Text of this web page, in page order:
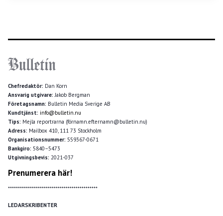
Chefredaktör: Dan Korn
Ansvarig utgivare: Jakob Bergman
Företagsnamn: Bulletin Media Sverige AB
Kundtjänst: info@bulletin.nu
Tips: Mejla reportrarna (förnamn.efternamn@bulletin.nu)
Adress: Mailbox 410, 111 73 Stockholm
Organisationsnummer: 559367-0671
Bankgiro: 5840–5473
Utgivningsbevis: 2021-037
Prenumerera här!
*********************************************
LEDARSKRIBENTER